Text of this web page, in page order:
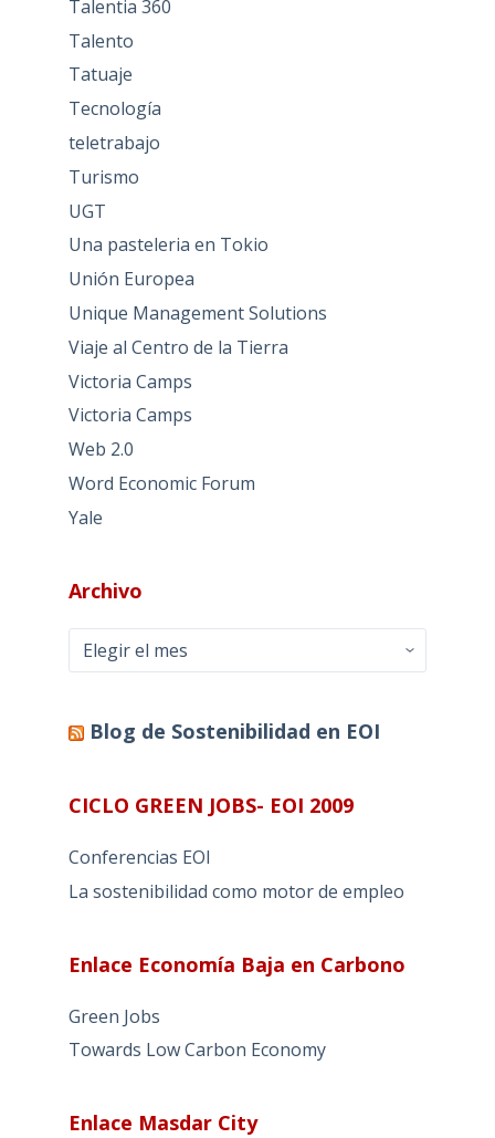
Talentia 360
Talento
Tatuaje
Tecnología
teletrabajo
Turismo
UGT
Una pasteleria en Tokio
Unión Europea
Unique Management Solutions
Viaje al Centro de la Tierra
Victoria Camps
Victoria Camps
Web 2.0
Word Economic Forum
Yale
Archivo
Archivo
Blog de Sostenibilidad en EOI
CICLO GREEN JOBS- EOI 2009
Conferencias EOI
La sostenibilidad como motor de empleo
Enlace Economía Baja en Carbono
Green Jobs
Towards Low Carbon Economy
Enlace Masdar City